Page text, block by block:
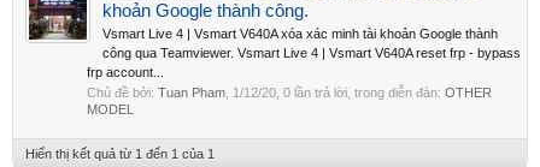
khoản Google thành công.
Vsmart Live 4 | Vsmart V640A xóa xác minh tài khoản Google thành
công qua Teamviewer. Vsmart Live 4 | Vsmart V640A reset frp - bypass
frp account...
Chủ đề bởi: Tuan Pham 1/12/20 , 0 lần trả lời, trong diễn đàn: OTHER
MODEL
Hiển thị kết quả từ 1 đến 1 của 1